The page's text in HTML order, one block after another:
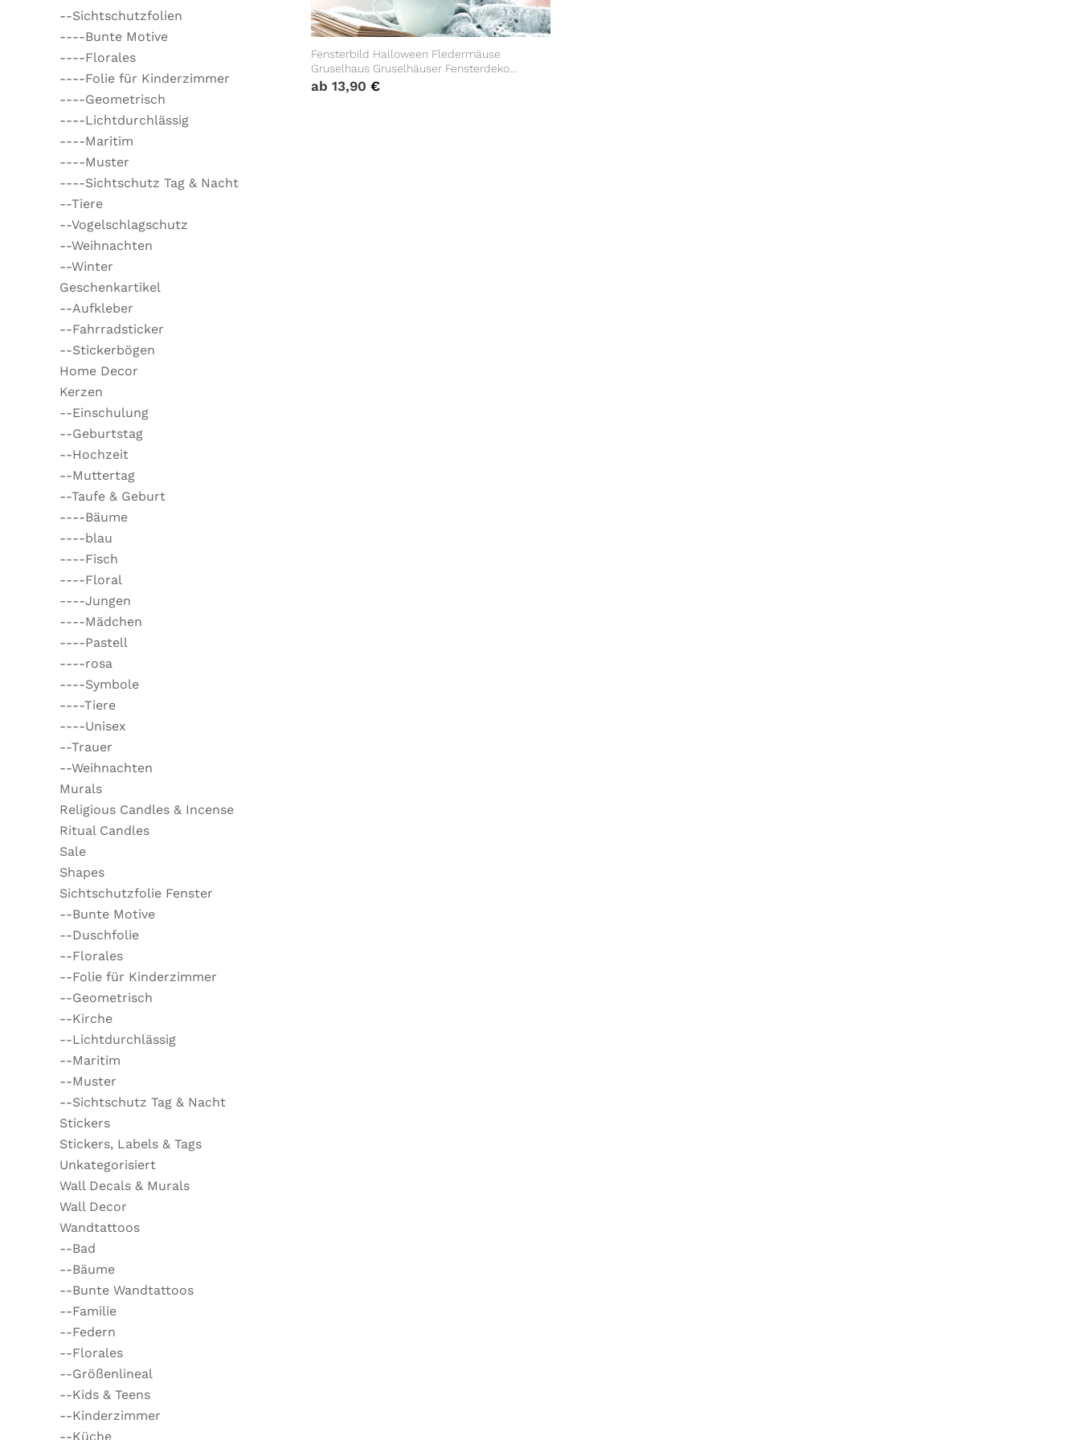
--Sichtschutzfolien
----Bunte Motive
----Florales
----Folie für Kinderzimmer
----Geometrisch
----Lichtdurchlässig
----Maritim
----Muster
----Sichtschutz Tag & Nacht
--Tiere
--Vogelschlagschutz
--Weihnachten
--Winter
Geschenkartikel
--Aufkleber
--Fahrradsticker
--Stickerbögen
Home Decor
Kerzen
--Einschulung
--Geburtstag
--Hochzeit
--Muttertag
--Taufe & Geburt
----Bäume
----blau
----Fisch
----Floral
----Jungen
----Mädchen
----Pastell
----rosa
----Symbole
----Tiere
----Unisex
--Trauer
--Weihnachten
Murals
Religious Candles & Incense
Ritual Candles
Sale
Shapes
Sichtschutzfolie Fenster
--Bunte Motive
--Duschfolie
--Florales
--Folie für Kinderzimmer
--Geometrisch
--Kirche
--Lichtdurchlässig
--Maritim
--Muster
--Sichtschutz Tag & Nacht
Stickers
Stickers, Labels & Tags
Unkategorisiert
Wall Decals & Murals
Wall Decor
Wandtattoos
--Bad
--Bäume
--Bunte Wandtattoos
--Familie
--Federn
--Florales
--Größenlineal
--Kids & Teens
--Kinderzimmer
--Küche
Fensterbild Halloween Fledermäuse
Gruselhaus Gruselhäuser Fensterdeko
Kinderzimmer Kind Fensterfolie
Fensterdekoration
ab 13,90 €